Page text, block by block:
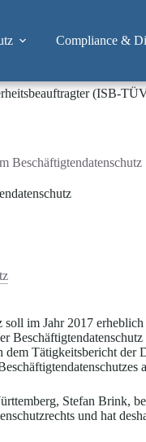
Compliance &
(ISB-
Beschäftigtendatenschutz
im Jahr 2017
Tätigkeitsbericht der
Stefan Brink,
und hat